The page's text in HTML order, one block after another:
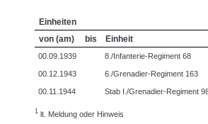
Einheiten
von (am)
bis Einheit
00.09.1939 8./Infanterie-Regiment 68
00.12.1943 6./Grenadier-Regiment 163
00.11.1944 Stab I./Grenadier-Regiment
1 lt. Meldung oder Hinweis